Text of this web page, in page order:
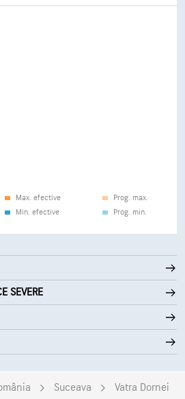
Max. efective
Min. efective
Prog. max.
Prog. min.
SEVERE
Suceava Vatra Dornei